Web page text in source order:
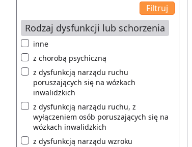
Rodzaj dysfunkcji lub schorzenia
inne
z chorobą psychiczną
z dysfunkcją narządu ruchu
poruszających się na wózkach
inwalidzkich
z dysfunkcją narządu ruchu, z
wyłączeniem osób poruszających się na
wózkach inwalidzkich
z dysfunkcją narządu wzroku